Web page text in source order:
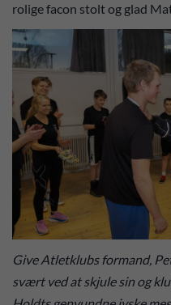
rolige facon stolt og glad
Give Atletklubs formand,
svært ved at skjule sin og